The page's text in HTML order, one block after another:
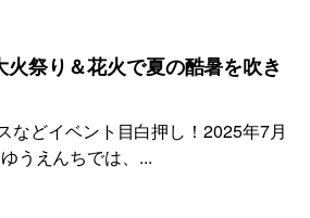
祭り＆花火で夏の酷暑を吹き
どイベント目白押し！2025年7月
うえんちでは、...